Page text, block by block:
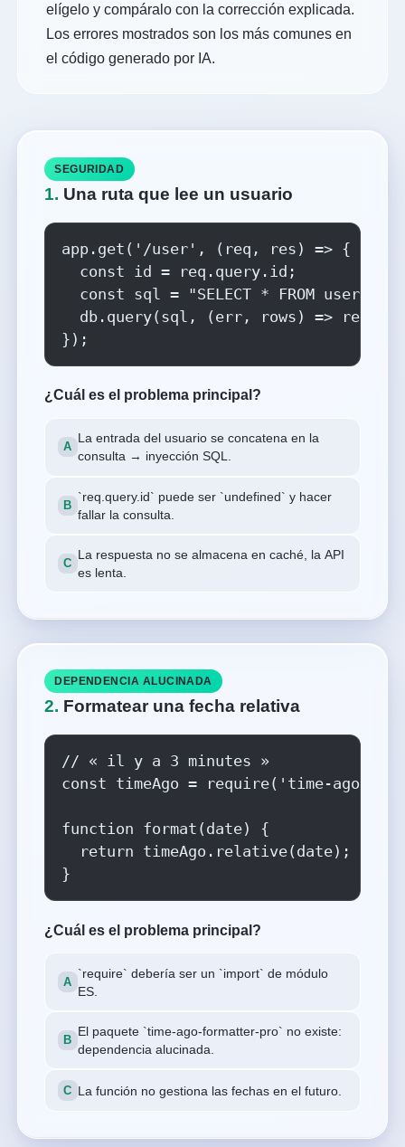
elígelo y compáralo con la corrección explicada.
Los errores mostrados son los más comunes en
el código generado por IA.
SEGURIDAD
1. Una ruta que lee un usuario
app.get('/user', (req, res) => {
  const id = req.query.id;
const sql = "SELECT * FROM users
db.query(sql, (err, rows) =>
});
¿Cuál es el problema principal?
La entrada del usuario se concatena en la
consulta → inyección SQL.
`req.query.id` puede ser `undefined` y hacer
fallar la consulta.
La respuesta no se almacena en caché, la API
es lenta.
DEPENDENCIA ALUCINADA
2. Formatear una fecha relativa
// « il y a 3 minutes »
const timeAgo = require('time-ago-
function format(date) {
  return timeAgo.relative(date);
}
¿Cuál es el problema principal?
`require` debería ser un `import` de módulo
ES.
El paquete `time-ago-formatter-pro` no existe:
dependencia alucinada.
La función no gestiona las fechas en el futuro.